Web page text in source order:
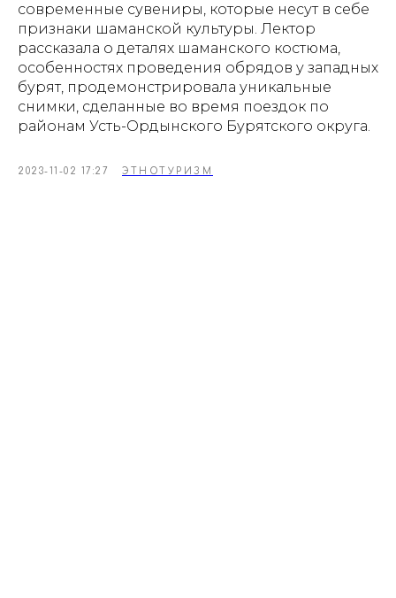
современные сувениры, которые несут в себе
признаки шаманской культуры. Лектор
рассказала о деталях шаманского костюма,
особенностях проведения обрядов у западных
бурят, продемонстрировала уникальные
снимки, сделанные во время поездок по
районам Усть-Ордынского Бурятского округа.
2023-11-02 17:27 ЭТНОТУРИЗМ